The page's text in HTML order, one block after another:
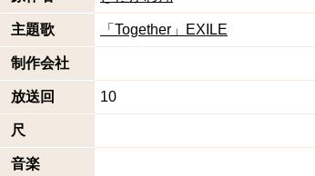
主題歌 「Together」EXILE
制作会社
放送回 10
尺
音楽